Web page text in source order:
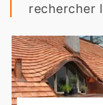
rechercher